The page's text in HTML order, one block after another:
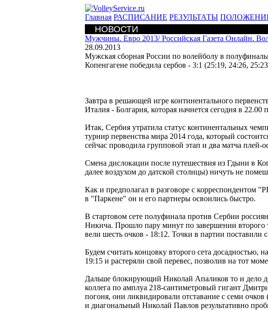
Главная РАСПИСАНИЕ РЕЗУЛЬТАТЫ
НОВОСТИ
Мужчины. Евро 2013/Российская Газета Онлайн.
28.09.2013
Мужская сборная России по волейболу в
Копенгагене победила сербов - 3:1 (25:19, 24:26,
Завтра в решающей игре континентального
Италия - Болгария, которая начнется сегодня в 22.00
Итак, Сербия утратила статус континентальных
турнир первенства мира 2014 года, который
сейчас проводила групповой этап и два матча
Смена дислокации после путешествия из Гдыни в
далее воздухом до датской столицы) ничуть не
Как и предполагал в разговоре с
в "Паркене" он и его партнеры освоились быстро.
В стартовом сете полуфинала против Сербии
Никича. Прошло пару минут по завершении второго
вели шесть очков - 18:12. Точки в партии
Будем считать концовку второго сета досадностью,
19:15 и растеряли свой перевес, позволив на тот
Дальше блокирующий Николай Апаликов то и дело
коллега по амплуа 218-сантиметровый гигант
погоня, они ликвидировали отставание с семи
и диагональный Николай Павлов результативно